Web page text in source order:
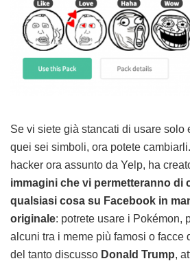
Se vi siete già stancati di usare solo
quei sei simboli, ora potete cambiarli.
hacker ora assunto da Yelp, ha
immagini che vi permetteranno di
qualsiasi cosa su Facebook in
originale: potrete usare i Pokémon,
alcuni tra i meme più famosi o facce
del tanto discusso Donald Trump,